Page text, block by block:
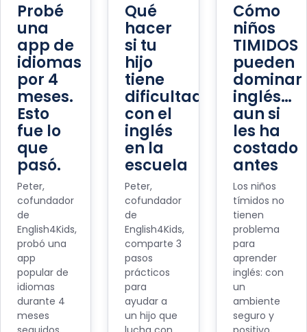
Probé
una
app de
idiomas
por 4
meses.
Esto
fue lo
que
pasó.
Peter,
cofundador
de
English4Kids,
probó una
app
popular de
idiomas
durante 4
meses
Qué
hacer
si tu
hijo
tiene
dificultades
con el
inglés
en la
escuela
Peter,
cofundador
de
English4Kids,
comparte 3
pasos
prácticos
para
ayudar a
un hijo que
Cómo
niños
TIMIDOS
pueden
dominar
inglés…
aun si
les ha
costado
antes
Los niños
tímidos no
tienen
problema
para
aprender
inglés: con
un
ambiente
seguro y